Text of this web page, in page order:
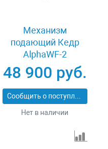
Механизм
подающий Кедр
AlphaWF-2
закрытого типа
8009511
48 900 руб.
Сообщить о поступлении
Нет в наличии